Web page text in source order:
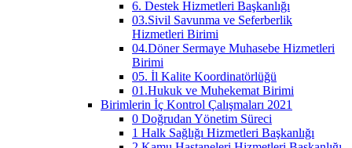
6. Destek Hizmetleri Başkanlığı
03.Sivil Savunma ve Seferberlik
Hizmetleri Birimi
04.Döner Sermaye Muhasebe Hizmetleri
Birimi
05. İl Kalite Koordinatörlüğü
01.Hukuk ve Muhekemat Birimi
Birimlerin İç Kontrol Çalışmaları 2021
0 Doğrudan Yönetim Süreci
1 Halk Sağlığı Hizmetleri Başkanlığı